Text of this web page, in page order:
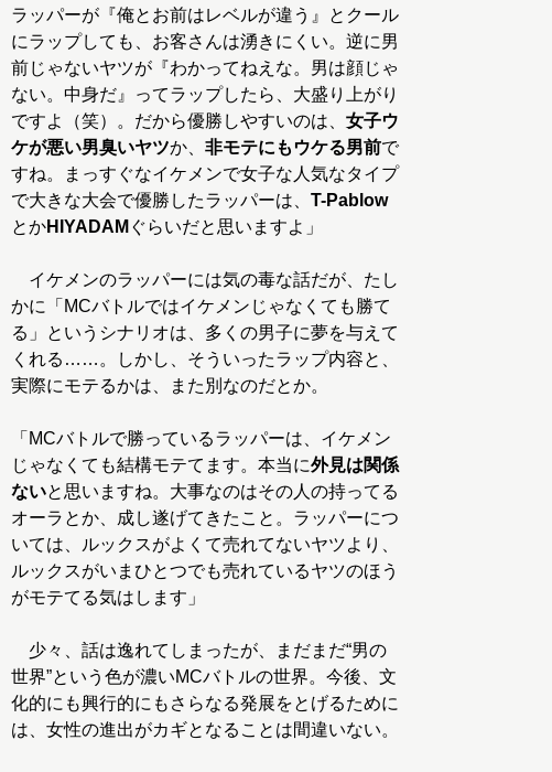
ラッパーが『俺とお前はレベルが違う』とクール
にラップしても、お客さんは湧きにくい。逆に男
前じゃないヤツが『わかってねえな。男は顔じゃ
ない。中身だ』ってラップしたら、大盛り上がり
ですよ（笑）。だから優勝しやすいのは、 女子ウ
ケが悪い男臭いヤツか、 非モテにもウケる男前で
すね。まっすぐなイケメンで女子な人気なタイプ
で大きな大会で優勝したラッパーは、 T-Pablow
とかHIYADAM ぐらいだと思いますよ」
イケメンのラッパーには気の毒な話だが、たし
かに「MCバトルではイケメンじゃなくても勝て
る」というシナリオは、多くの男子に夢を与えて
くれる……。しかし、そういったラップ内容と、
実際にモテるかは、また別なのだとか。
「MCバトルで勝っているラッパーは、イケメン
じゃなくても結構モテてます。本当に外見は関係
ないと思いますね。大事なのはその人の持ってる
オーラとか、成し遂げてきたこと。ラッパーにつ
いては、ルックスがよくて売れてないヤツより、
ルックスがいまひとつでも売れているヤツのほう
がモテてる気はします」
少々、話は逸れてしまったが、まだまだ“男の
世界”という色が濃いMCバトルの世界。今後、文
化的にも興行的にもさらなる発展をとげるために
は、女性の進出がカギとなることは間違いない。